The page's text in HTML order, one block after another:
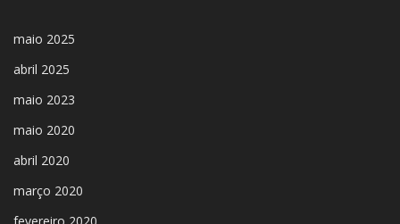
maio 2025
abril 2025
maio 2023
maio 2020
abril 2020
março 2020
fevereiro 2020